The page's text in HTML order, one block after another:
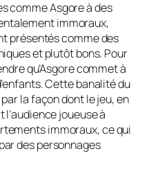
comme Asgore à des
immoraux,
présentés comme des
et plutôt bons. Pour
qu’Asgore commet à
Cette banalité du
la façon dont le jeu, en
joueuse à
immoraux, ce qui
des personnages